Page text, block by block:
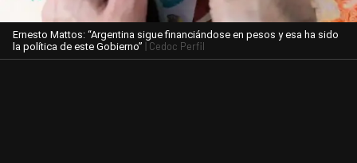
Ernesto Mattos: “Argentina sigue financiándose en pesos y esa ha sido
la política de este Gobierno” | Cedoc Perfil